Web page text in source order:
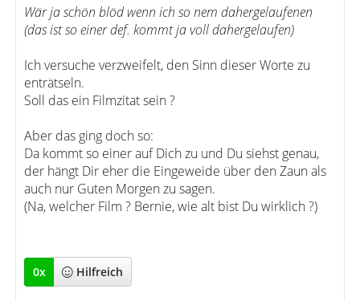
Wär ja schön blöd wenn ich so nem dahergelaufenen
(das ist so einer def. kommt ja voll dahergelaufen)
Ich versuche verzweifelt, den Sinn dieser Worte zu
enträtseln.
Soll das ein Filmzitat sein ?
Aber das ging doch so:
Da kommt so einer auf Dich zu und Du siehst genau,
der hängt Dir eher die Eingeweide über den Zaun als
auch nur Guten Morgen zu sagen.
(Na, welcher Film ? Bernie, wie alt bist Du wirklich ?)
0x Hilfreich